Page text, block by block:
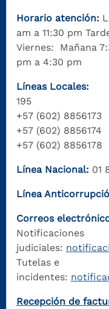
Horario atención:
am a 11:30 pm
Viernes: Mañana
pm a 4:30 pm
Líneas Locales:
195
+57 (602) 8856173
+57 (602) 8856174
+57 (602) 8856178
Línea Nacional: 01
Línea
Correos
Notificaciones
judiciales:
Tutelas e
incidentes:
Recepción de